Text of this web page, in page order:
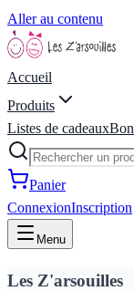
Aller au contenu
Accueil
Produits
Listes de cadeaux
Panier
ConnexionInscription
Menu
Les Z'arsouilles